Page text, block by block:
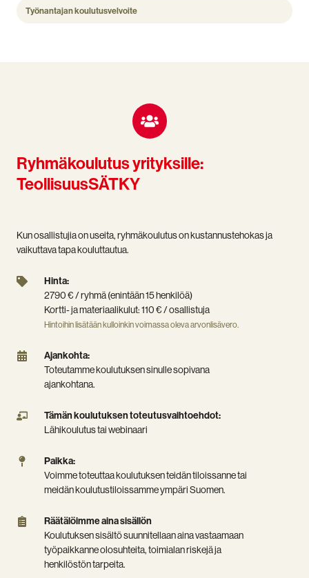
Työnantajan koulutusvelvoite
Ryhmäkoulutus yrityksille:
TeollisuusSÄTKY
Kun osallistujia on useita, ryhmäkoulutus on kustannustehokas ja
vaikuttava tapa kouluttautua.
Hinta:
2790 € / ryhmä (enintään 15 henkilöä)
Kortti- ja materiaalikulut: 110 € / osallistuja
Hintoihin lisätään kulloinkin voimassa oleva arvonlisävero.
Hinta:
(enintään
henkilöä)
ja
materiaalikulut:
€
kulloinkin
voimassa
arvonlisävero.
Ajankohta:
Toteutamme koulutuksen sinulle sopivana
ajankohtana.
Ajankohta:
Toteutamme
koulutuksen
sopivana
ajankohtana.
Tämän koulutuksen toteutusvaihtoehdot:
Lähikoulutus tai webinaari
Tämän
koulutuksen
Lähikoulutus
webinaari
Paikka:
Voimme toteuttaa koulutuksen teidän tiloissanne tai
meidän koulutustiloissamme ympäri Suomen.
Paikka:
Voimme
toteuttaa
teidän
tiloissanne
meidän
Räätälöimme aina sisällön
Koulutuksen sisältö suunnitellaan aina vastaamaan
työpaikkanne olosuhteita, toimialan riskejä ja
henkilöstön tarpeita.
Räätälöimme
sisällön
Koulutuksen